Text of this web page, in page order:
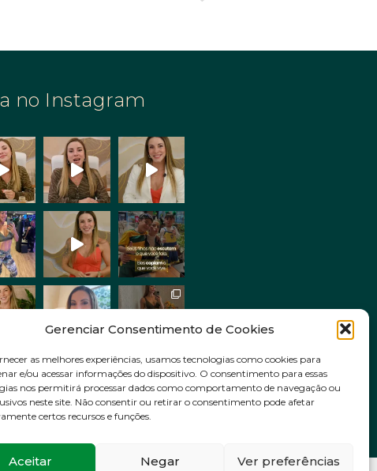
Gerenciar Consentimento de Cookies
as melhores experiências, usamos tecnologias como cookies para
e/ou acessar informações do dispositivo. O consentimento para essas
nos permitirá processar dados como comportamento de navegação ou
neste site. Não consentir ou retirar o consentimento pode afetar
certos recursos e funções.
Aceitar Negar Ver preferências
no Instagram
Siga no Instagram